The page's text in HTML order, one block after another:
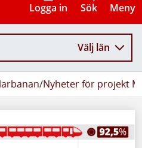
Logga in Sök Meny
Välj län
/Nyheter för projekt